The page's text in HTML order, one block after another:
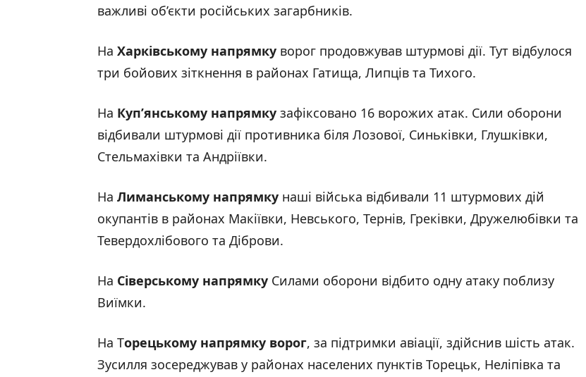
важливі об’єкти російських загарбників.
На Харківському напрямку ворог продовжував штурмові дії. Тут відбулося
три бойових зіткнення в районах Гатища, Липців та Тихого.
На Куп’янському напрямку зафіксовано 16 ворожих атак. Сили оборони
відбивали штурмові дії противника біля Лозової, Синьківки, Глушківки,
Стельмахівки та Андріївки.
На Лиманському напрямку наші війська відбивали 11 штурмових дій
окупантів в районах Макіївки, Невського, Тернів, Греківки, Дружелюбівки та
Тевердохлібового та Діброви.
На Сіверському напрямку Силами оборони відбито одну атаку поблизу
Виїмки.
На Торецькому напрямку ворог, за підтримки авіації, здійснив шість атак.
Зусилля зосереджував у районах населених пунктів Торецьк, Неліпівка та